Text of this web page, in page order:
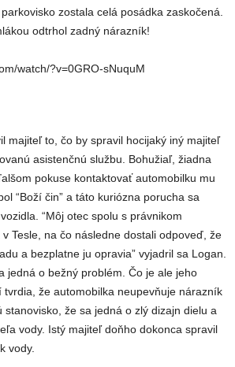
zostala celá posádka zaskočená.
odtrhol zadný nárazník!
watch/?v=0GRO-sNuquM
majiteľ to, čo by spravil hocijaký iný majiteľ
asistenčnú službu. Bohužiaľ, žiadna
pokuse kontaktovať automobilku mu
“Boží čin” a táto kuriózna porucha sa
“Môj otec spolu s právnikom
Tesle, na čo následne dostali odpoveď, že
a bezplatne ju opravia” vyjadril sa Logan.
jedná o bežný problém. Čo je ale jeho
tvrdia, že automobilka neupevňuje nárazník
stanovisko, že sa jedná o zlý dizajn dielu a
vody. Istý majiteľ doňho dokonca spravil
vody.